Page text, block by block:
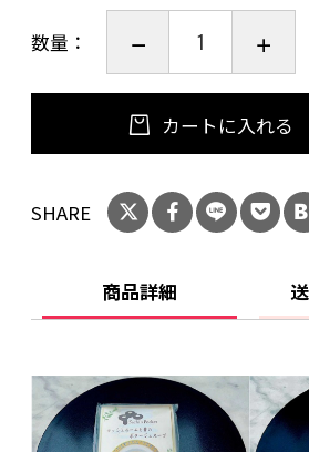
4.グルテンフリー金時人参の
× 1袋（160ｇ）
5.まるごと牛蒡のヘ
× 1袋（160ｇ）
6.具だくさんミ
7.煎り玄米の
内容量 ： 各160ｇ
賞味期限： 冷凍300日
数量：
カートに入れる
SHARE
商品詳細